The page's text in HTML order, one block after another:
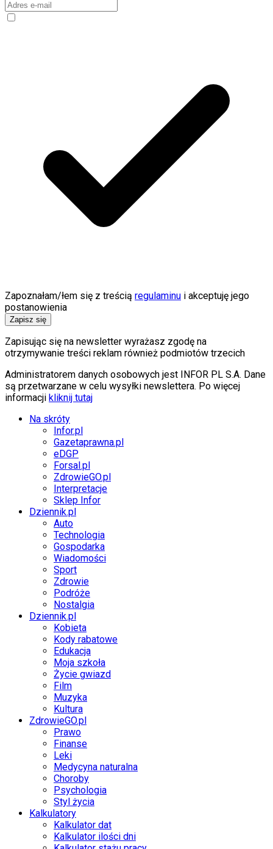
Zapoznałam/łem się z treścią regulaminu i akceptuję jego
postanowienia
Zapisz się
Zapisując się na newsletter wyrażasz zgodę na
otrzymywanie treści reklam również podmiotów trzecich
Administratorem danych osobowych jest INFOR PL S.A. Dane
są przetwarzane w celu wysyłki newslettera. Po więcej
informacji kliknij tutaj
Na skróty
Infor.pl
Gazetaprawna.pl
eDGP
Forsal.pl
ZdrowieGO.pl
Interpretacje
Sklep Infor
Dziennik.pl
Auto
Technologia
Gospodarka
Wiadomości
Sport
Zdrowie
Podróże
Nostalgia
Dziennik.pl
Kobieta
Kody rabatowe
Edukacja
Moja szkoła
Życie gwiazd
Film
Muzyka
Kultura
ZdrowieGO.pl
Prawo
Finanse
Leki
Medycyna naturalna
Choroby
Psychologia
Styl życia
Kalkulatory
Kalkulator dat
Kalkulator ilości dni